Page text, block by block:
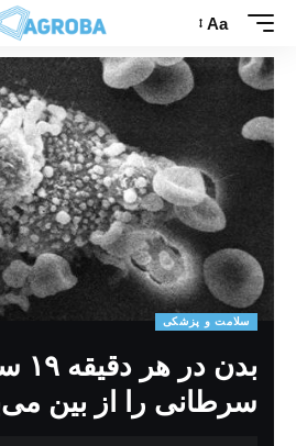
Aa
سلامت و پزشکی
بدن
سرطانی را از بین